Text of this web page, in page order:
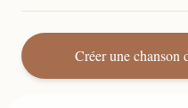
Créer une chanson